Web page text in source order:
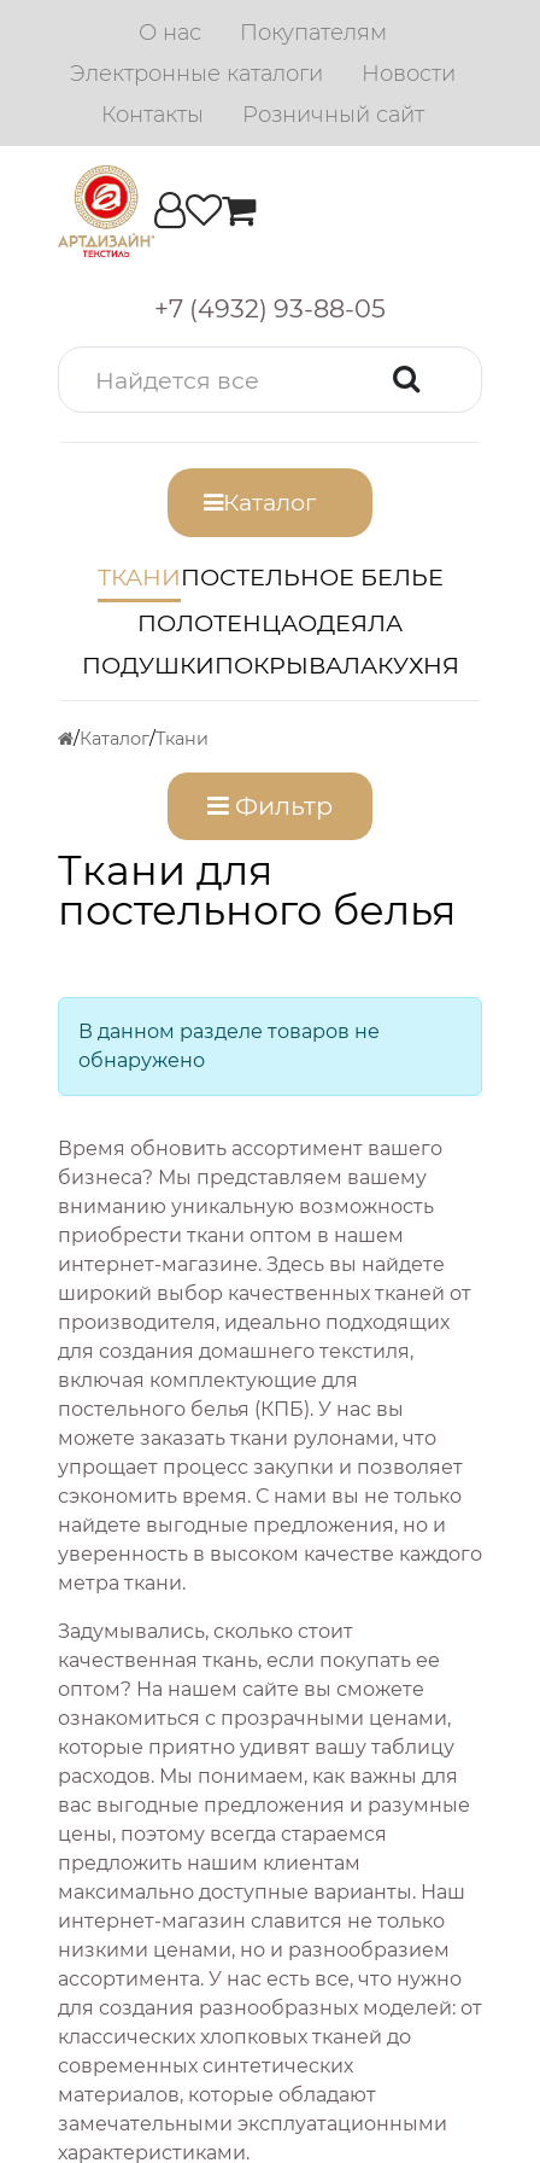
О нас
Покупателям
Электронные каталоги
Новости
Контакты
Розничный сайт
+7 (4932) 93-88-05
Каталог
ТКАНИПОСТЕЛЬНОЕ БЕЛЬЕ
ПОЛОТЕНЦАОДЕЯЛА
ПОДУШКИПОКРЫВАЛАКУХНЯ
Каталог Ткани
Фильтр
Ткани для
постельного белья
В данном разделе товаров не
обнаружено
Время обновить ассортимент вашего
бизнеса? Мы представляем вашему
вниманию уникальную возможность
приобрести ткани оптом в нашем
интернет-магазине. Здесь вы найдете
широкий выбор качественных тканей от
производителя, идеально подходящих
для создания домашнего текстиля,
включая комплектующие для
постельного белья (КПБ). У нас вы
можете заказать ткани рулонами, что
упрощает процесс закупки и позволяет
сэкономить время. С нами вы не только
найдете выгодные предложения, но и
уверенность в высоком качестве каждого
метра ткани.
Задумывались, сколько стоит
качественная ткань, если покупать ее
оптом? На нашем сайте вы сможете
ознакомиться с прозрачными ценами,
которые приятно удивят вашу таблицу
расходов. Мы понимаем, как важны для
вас выгодные предложения и разумные
цены, поэтому всегда стараемся
предложить нашим клиентам
максимально доступные варианты. Наш
интернет-магазин славится не только
низкими ценами, но и разнообразием
ассортимента. У нас есть все, что нужно
для создания разнообразных моделей: от
классических хлопковых тканей до
современных синтетических
материалов, которые обладают
замечательными эксплуатационными
характеристиками.